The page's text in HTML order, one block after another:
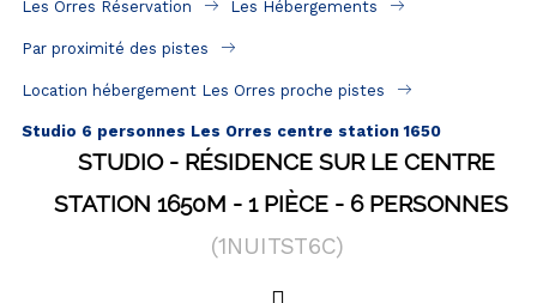
A proximité des remontées mécaniques ( VTT,
Hôtels - Chambres d'Hôtes & SPA
SÉJOURS & BONS PLANS
Les Orres Réservation Les Hébergements
Par proximité des pistes
Location hébergement Les Orres proche pistes
Studio 6 personnes Les Orres centre station 1650
STUDIO
RÉSIDENCE SUR LE CENTRE
STATION 1650M
1 PIÈCE 6 PERSONNES
(1NUITST6C)